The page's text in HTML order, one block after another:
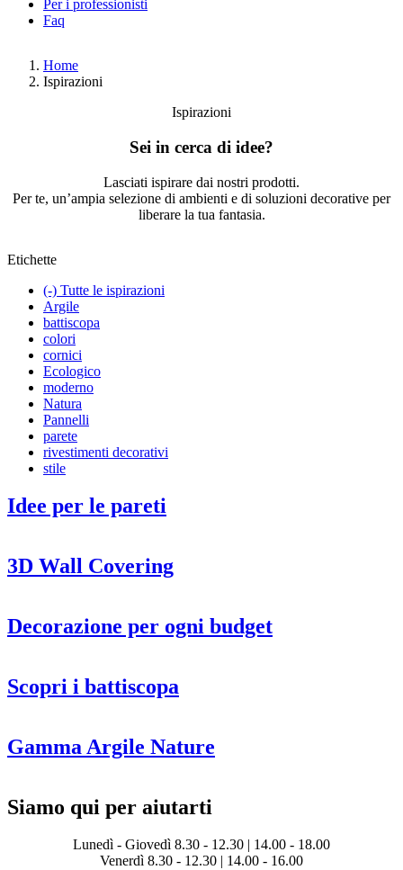
Per i professionisti
Faq
Home
Ispirazioni
Ispirazioni
Sei in cerca di idee?
Lasciati ispirare dai nostri prodotti.
Per te, un’ampia selezione di ambienti e di soluzioni decorative per
liberare la tua fantasia.
Etichette
(-) Tutte le ispirazioni
Argile
battiscopa
colori
cornici
Ecologico
moderno
Natura
Pannelli
parete
rivestimenti decorativi
stile
Idee per le pareti
3D Wall Covering
Decorazione per ogni budget
Scopri i battiscopa
Gamma Argile Nature
Siamo qui per aiutarti
Lunedì - Giovedì 8.30 - 12.30 | 14.00 - 18.00
Venerdì 8.30 - 12.30 | 14.00 - 16.00